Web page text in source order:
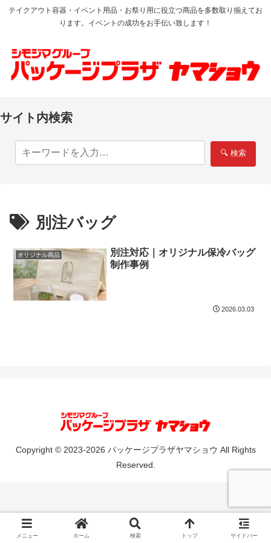
テイクアウト容器・イベント用品・お祭り用に役立つ商品を多数取り揃えてお
ります。イベントの成功をお手伝い致します！
サイト内検索
🔍 検索
別注バッグ
オリジナル商品
別注対応｜オリジナル保冷バッグ
制作事例
2026.03.03
Copyright © 2023-2026 パッケージプラザヤマショウ All Rights
Reserved.
メニュー ホーム 検索 トップ サイドバー